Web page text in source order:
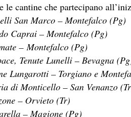
le cantine che partecipano
San Marco – Montefalco (Pg)
Caprai – Montefalco (Pg)
– Montefalco (Pg)
Tenute Lunelli – Bevagna
Lungarotti – Torgiano e
di Monticello – San Venanzo
– Orvieto (Tr)
– Magione (Pg)